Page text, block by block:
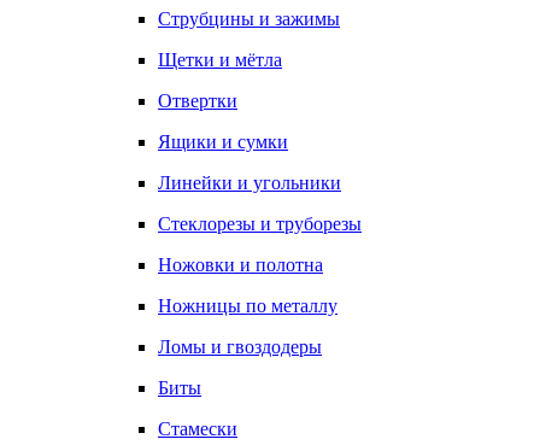
Струбцины и зажимы
Щетки и мётла
Отвертки
Ящики и сумки
Линейки и угольники
Стеклорезы и труборезы
Ножовки и полотна
Ножницы по металлу
Ломы и гвоздодеры
Биты
Стамески